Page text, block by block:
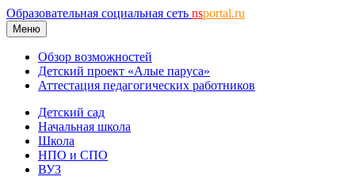
Образовательная социальная сеть nsportal.ru
Меню
Обзор возможностей
Детский проект «Алые паруса»
Аттестация педагогических работников
Детский сад
Начальная школа
Школа
НПО и СПО
ВУЗ